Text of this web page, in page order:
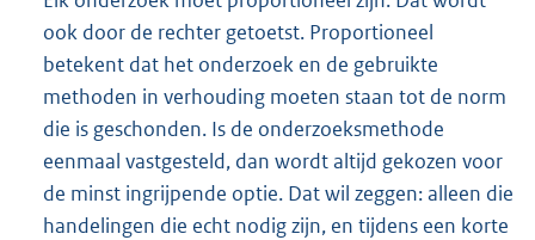
ook door de rechter getoetst. Proportioneel
betekent dat het onderzoek en de gebruikte
methoden in verhouding moeten staan tot de norm
die is geschonden. Is de onderzoeksmethode
eenmaal vastgesteld, dan wordt altijd gekozen voor
de minst ingrijpende optie. Dat wil zeggen: alleen die
handelingen die echt nodig zijn, en tijdens een korte